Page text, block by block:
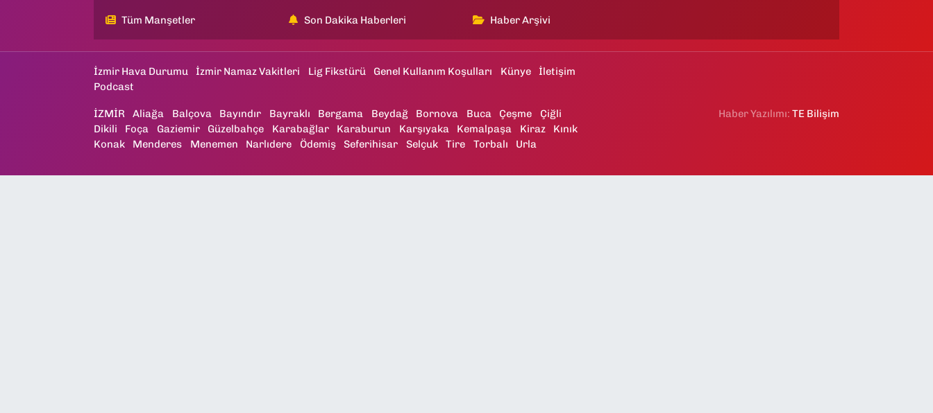
Tüm Manşetler Son Dakika Haberleri Haber Arşivi
İzmir Hava Durumu İzmir Namaz Vakitleri Lig Fikstürü Genel Kullanım Koşulları Künye
İletişim
Podcast
İZMİR Aliağa Balçova Bayındır Bayraklı Bergama Beydağ Bornova Buca Çeşme
Çiğli
Dikili
Foça Gaziemir Güzelbahçe Karabağlar Karaburun Karşıyaka Kemalpaşa Kiraz
Kınık
Konak
Menderes Menemen Narlıdere Ödemiş Seferihisar Selçuk Tire Torbalı Urla
Haber Yazılımı:TE Bilişim